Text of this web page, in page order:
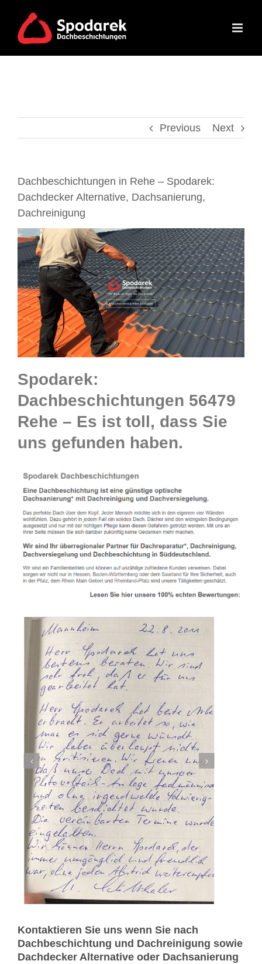
content
Previous Next
Dachbeschichtungen in Rehe – Spodarek:
Dachdecker Alternative, Dachsanierung,
Dachreinigung
Spodarek:
Dachbeschichtungen 56479
Rehe – Es ist toll, dass Sie
uns gefunden haben.
Kontaktieren Sie uns wenn Sie nach
Dachbeschichtung und Dachreinigung sowie
Dachdecker Alternative oder Dachsanierung